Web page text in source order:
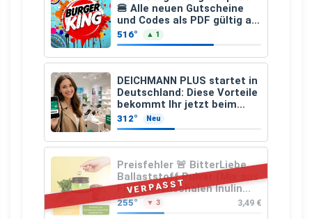
🍔 Alle neuen Gutscheine
und Codes als PDF gültig ab
25.07.2026 bis 04.09.2026
516° ▲ 1
DEICHMANN PLUS startet in
Deutschland: Diese Vorteile
bekommt Ihr jetzt beim
Schuhkauf
312° Neu
VERPASST
Preisfehler 🚨 BitterLiebe
Ballaststoff Pulver (Mix aus
Flohsamenschalen Inulin
(Präbiotika) Leinsamen &
Apfelfaser)
255° ▼ 3 3,49 €